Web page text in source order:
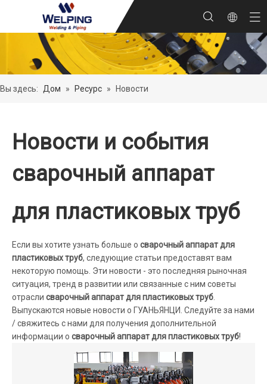
Вы здесь: Дом » Ресурс » Новости
Новости и события
сварочный аппарат
для пластиковых труб
Если вы хотите узнать больше о сварочный аппарат для
пластиковых труб, следующие статьи предоставят вам
некоторую помощь. Эти новости - это последняя рыночная
ситуация, тренд в развитии или связанные с ним советы
отрасли сварочный аппарат для пластиковых труб
Выпускаются новые новости о ГУАНЬЯНЦИ. Следуйте за нами
/ свяжитесь с нами для получения дополнительной
информации о сварочный аппарат для пластиковых труб!